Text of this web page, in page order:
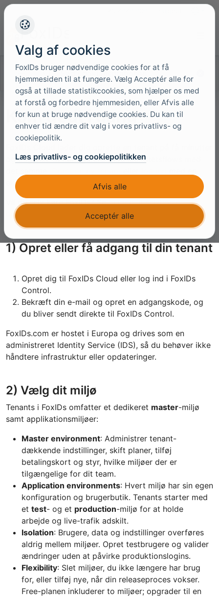
Søg i dokumentationen
Kom godt i gang
og begynde at konfigurere sikre identitetsflows med
eksisterende konto for at åbne FoxIDs Control.
Vil du selv køre FoxIDs? Seguiden til selvhostet
udrulning
1) Opret eller få adgang til din tenant
Opret dig til FoxIDs Cloud eller log ind i FoxIDs
Control.
Bekræft din e-mail og opret en adgangskode, og
du bliver sendt direkte til FoxIDs Control.
FoxIDs.com er hostet i Europa og drives som en
administreret Identity Service (IDS), så du behøver ikke
håndtere infrastruktur eller opdateringer.
2) Vælg dit miljø
Tenants i FoxIDs omfatter et dedikeret master-miljø
samt applikationsmiljøer:
Master environment: Administrer tenant-
dækkende indstillinger, skift planer, tilføj
betalingskort og styr, hvilke miljøer der er
tilgængelige for dit team.
Application environments: Hvert miljø har sin egen
konfiguration og brugerbutik. Tenants starter med
et test- og et production-miljø for at holde
arbejde og live-trafik adskilt.
Isolation: Brugere, data og indstillinger overføres
aldrig mellem miljøer. Opret testbrugere og valider
ændringer uden at påvirke produktionslogins.
Flexibility: Slet miljøer, du ikke længere har brug
for, eller tilføj nye, når din releaseproces vokser.
Free-planen inkluderer to miljøer; opgrader til en
Valg af cookies
FoxIDs bruger nødvendige cookies for at få
hjemmesiden til at fungere. Vælg Acceptér alle for
også at tillade statistikcookies, som hjælper os med
at forstå og forbedre hjemmesiden, eller Afvis alle
for kun at bruge nødvendige cookies. Du kan til
enhver tid ændre dit valg i vores privatlivs- og
cookiepolitik.
Læs privatlivs- og cookiepolitikken
Afvis alle
Acceptér alle